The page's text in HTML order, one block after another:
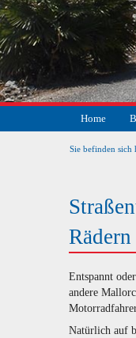
Home
Sie befinden sich
Rädern
Entspannt
andere
Natürlich auf